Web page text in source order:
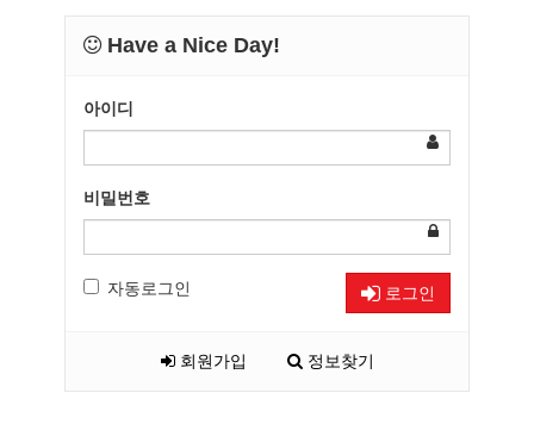
Have a Nice Day!
아이디
비밀번호
자동로그인 로그인
회원가입 정보찾기